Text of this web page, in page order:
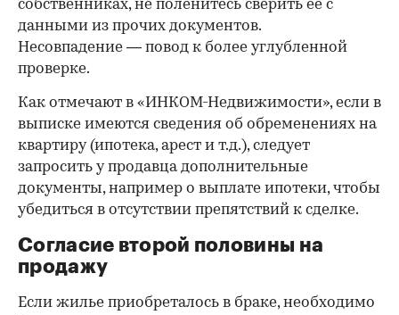
собственниках, не поленитесь сверить ее с
данными из прочих документов.
Несовпадение — повод к более углубленной
проверке.
Как отмечают в «ИНКОМ-Недвижимости», если в
выписке имеются сведения об обременениях на
квартиру (ипотека, арест и т.д.), следует
запросить у продавца дополнительные
документы, например о выплате ипотеки, чтобы
убедиться в отсутствии препятствий к сделке.
Согласие второй половины на
продажу
Если жилье приобреталось в браке, необходимо